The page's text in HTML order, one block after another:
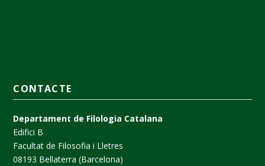
CONTACTE
Departament de Filologia Catalana
Edifici B
Facultat de Filosofia i Lletres
08193 Bellaterra (Barcelona)